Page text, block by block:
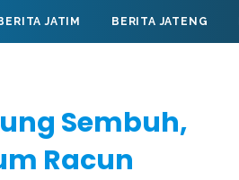
JATIM BERITA JATENG
Sembuh,
Racun